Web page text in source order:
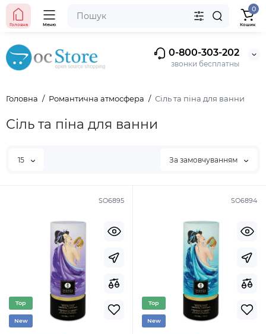
0-800-303-202
звонки бесплатны
Головна Меню
0
Кошик
Головна Романтична атмосфера Сіль та піна для ванни
Сіль та піна для ванни
15 За замовчуванням
SO6895
Top
New
SO6894
Top
New